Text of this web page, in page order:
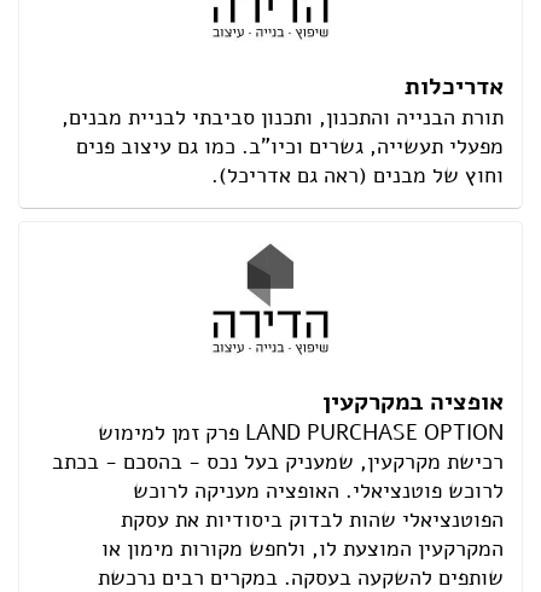
אדריכלות
תורת הבנייה והתכנון, ותכנון סביבתי לבניית מבנים,
מפעלי תעשייה, גשרים וכיו"ב. כמו גם עיצוב פנים
וחוץ של מבנים (ראה גם אדריכל).
אופציה במקרקעין
LAND PURCHASE OPTION פרק זמן למימוש
רכישת מקרקעין, שמעניק בעל נכס - בהסכם - בכתב
לרוכש פוטנציאלי. האופציה מעניקה לרוכש
הפוטנציאלי שהות לבדוק ביסודיות את עסקת
המקרקעין המוצעת לו, ולחפש מקורות מימון או
שותפים להשקעה בעסקה. במקרים רבים נרכשת